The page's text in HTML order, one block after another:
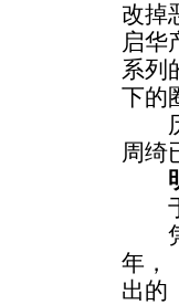
改掉
启华
系列
下
历
周绮
于
凭
年，
出的